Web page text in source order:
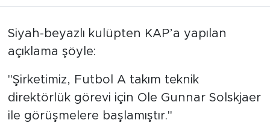
Siyah-beyazlı kulüpten KAP’a yapılan
açıklama şöyle:
"Şirketimiz, Futbol A takım teknik
direktörlük görevi için Ole Gunnar Solskjaer
ile görüşmelere başlamıştır."